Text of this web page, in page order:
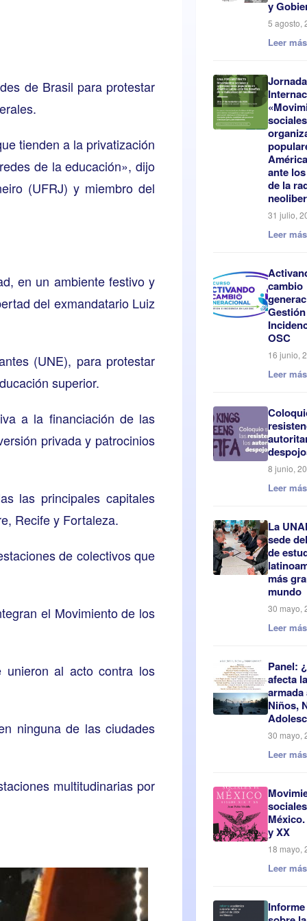
de Brasil para protestar
tienden a la privatización
de la educación», dijo
(UFRJ) y miembro del
en un ambiente festivo y
del exmandatario Luiz
(UNE), para protestar
superior.
a la financiación de las
privada y patrocinios
las principales capitales
Recife y Fortaleza.
de colectivos que
el Movimiento de los
unieron al acto contra los
ninguna de las ciudades
multitudinarias por
y
5 agosto,
Leer
ante
de la
31 julio,
Leer
cambio
OSC
16 junio,
Leer
8 junio,
Leer
La
sede
de
más
mundo
30 mayo,
Leer
Panel:
afecta
armada
Niños,
30 mayo,
Leer
y XX
18 mayo,
Leer